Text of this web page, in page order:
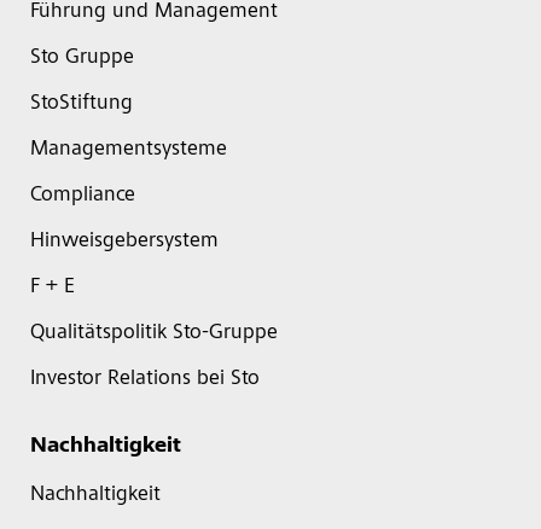
Führung und Management
Sto Gruppe
StoStiftung
Managementsysteme
Compliance
Hinweisgebersystem
F + E
Qualitätspolitik Sto-Gruppe
Investor Relations bei Sto
Nachhaltigkeit
Nachhaltigkeit